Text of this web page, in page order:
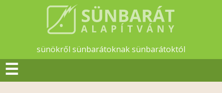
sünökről sünbarátoknak sünbarátoktól
☰